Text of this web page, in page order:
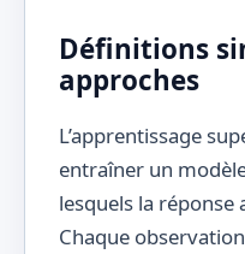
Définitions
approches
L’apprentissage
entraîner un
lesquels la
Chaque